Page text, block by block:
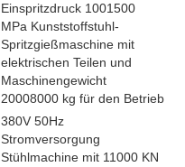
Einspritzdruck 1001500
MPa Kunststoffstuhl-
Spritzgießmaschine mit
elektrischen Teilen und
Maschinengewicht
20008000 kg für den Betrieb
380V 50Hz
Stromversorgung
Stühlmachine mit 11000 KN